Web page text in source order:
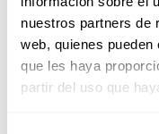
nuestros partners de
web, quienes
que les haya
partir del uso que
más peso